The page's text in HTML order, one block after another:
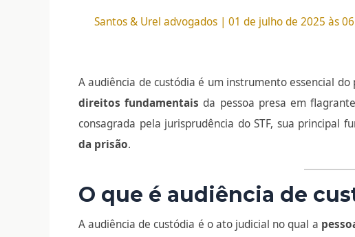
Santos & Urel advogados | 01 de julho de 2025 às
A audiência de custódia é um instrumento essencial
direitos fundamentais da pessoa presa em
consagrada pela jurisprudência do STF, sua principal
da prisão.
O que é audiência de
A audiência de custódia é o ato judicial no qual a